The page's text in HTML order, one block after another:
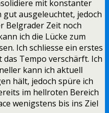
mit konstanter
gut ausgeleuchtet, jedoch
Belgrader Zeit noch
ich die Lücke zum
Ich schliesse ein erstes
Tempo verschärft. Ich
kann ich aktuell
hält, jedoch spüre ich
im hellroten Bereich
wenigstens bis ins Ziel